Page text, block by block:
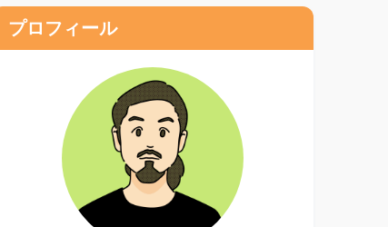
プロフィール